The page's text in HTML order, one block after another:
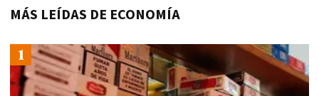
MÁS LEÍDAS DE ECONOMÍA